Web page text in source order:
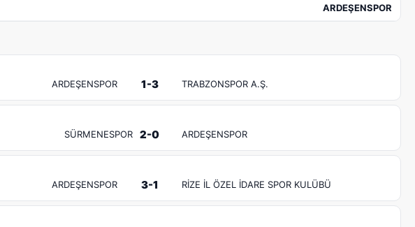
ARDEŞENSPOR
ARDEŞENSPOR 1-3 TRABZONSPOR A.Ş.
SÜRMENESPOR 2-0 ARDEŞENSPOR
ARDEŞENSPOR 3-1 RİZE İL ÖZEL İDARE SPOR KULÜBÜ